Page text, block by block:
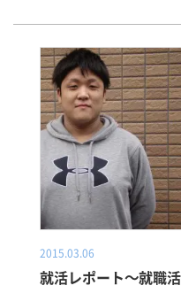
2015.03.06
就活レポート～就職